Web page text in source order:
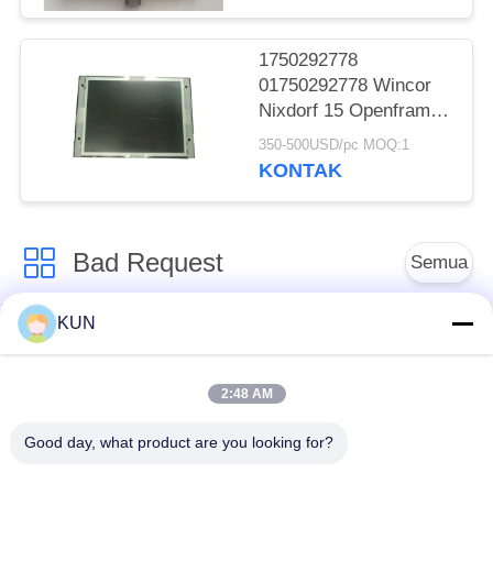
1750292778
01750292778 Wincor
Nixdorf 15 Openframe
High Bright Display
LCD Suku Cadang
350-500USD/pc MOQ:1
KONTAK
Bad Request Semua
Mesin ATM Parts
Wincor Nixdorf
KUN
2:48 AM
Good day, what product are you looking for?